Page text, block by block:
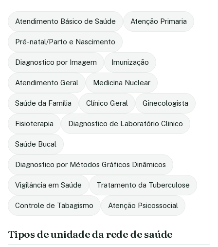
Atendimento Básico de Saúde Atenção Primaria
Pré-natal/Parto e Nascimento
Diagnostico por Imagem Imunização
Atendimento Geral Medicina Nuclear
Saúde da Família Clínico Geral Ginecologista
Fisioterapia Diagnostico de Laboratório Clinico
Saúde Bucal
Diagnostico por Métodos Gráficos Dinâmicos
Vigilância em Saúde Tratamento da Tuberculose
Controle de Tabagismo Atenção Psicossocial
Tipos de unidade da rede de saúde